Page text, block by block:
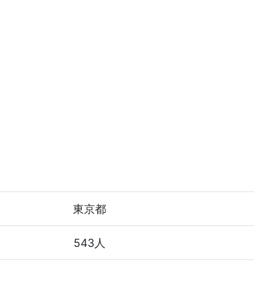
東京都
543人